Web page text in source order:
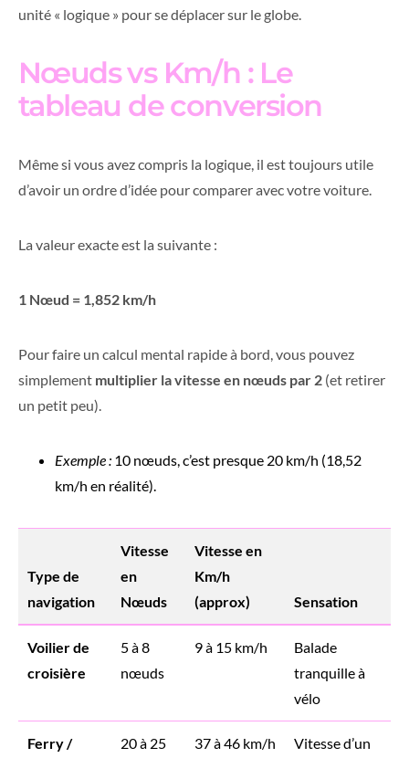
unité « logique » pour se déplacer sur le globe.
Nœuds vs Km/h : Le
tableau de conversion
Même si vous avez compris la logique, il est toujours utile
d’avoir un ordre d’idée pour comparer avec votre voiture.
La valeur exacte est la suivante :
1 Nœud = 1,852 km/h
Pour faire un calcul mental rapide à bord, vous pouvez
simplement multiplier la vitesse en nœuds par 2 (et retirer
un petit peu).
Exemple : 10 nœuds, c’est presque 20 km/h (18,52
km/h en réalité).
Type de
navigation
Vitesse
en
Nœuds
Vitesse en
Km/h
(approx)
Sensation
Voilier de
croisière
5 à 8
nœuds
9 à 15 km/h
Balade
tranquille à
vélo
Ferry /
20 à 25
37 à 46 km/h
Vitesse d’un